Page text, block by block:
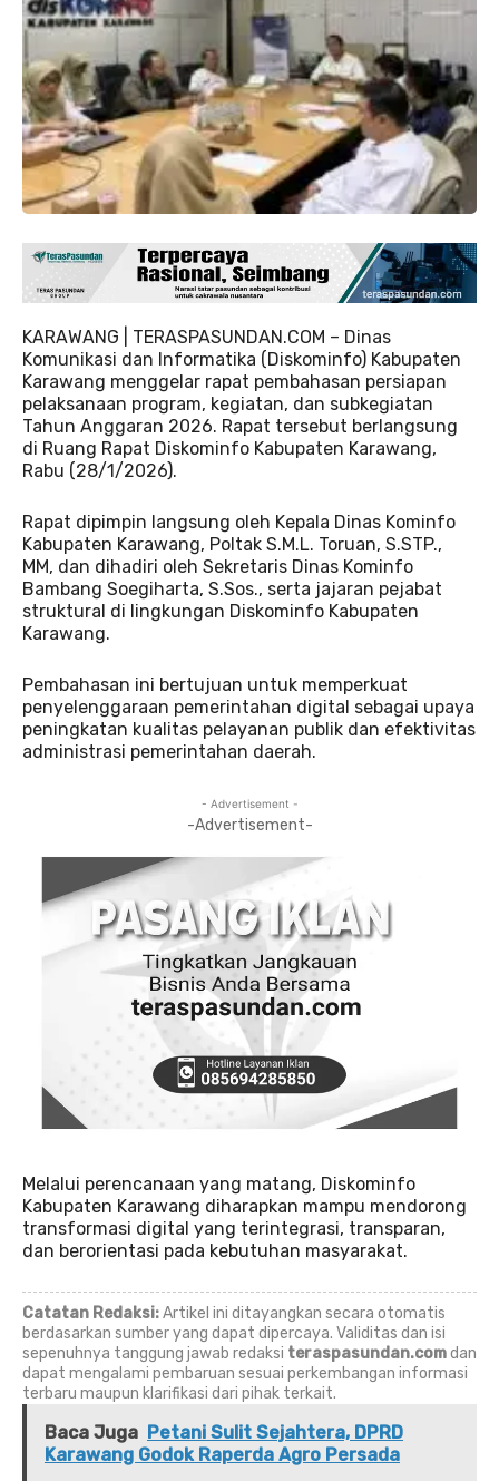
KARAWANG | TERASPASUNDAN.COM – Dinas
Komunikasi dan Informatika (Diskominfo) Kabupaten
Karawang menggelar rapat pembahasan persiapan
pelaksanaan program, kegiatan, dan subkegiatan
Tahun Anggaran 2026. Rapat tersebut berlangsung
di Ruang Rapat Diskominfo Kabupaten Karawang,
Rabu (28/1/2026).
Rapat dipimpin langsung oleh Kepala Dinas Kominfo
Kabupaten Karawang, Poltak S.M.L. Toruan, S.STP.,
MM, dan dihadiri oleh Sekretaris Dinas Kominfo
Bambang Soegiharta, S.Sos., serta jajaran pejabat
struktural di lingkungan Diskominfo Kabupaten
Karawang.
Pembahasan ini bertujuan untuk memperkuat
penyelenggaraan pemerintahan digital sebagai upaya
peningkatan kualitas pelayanan publik dan efektivitas
administrasi pemerintahan daerah.
- Advertisement -
-Advertisement-
Melalui perencanaan yang matang, Diskominfo
Kabupaten Karawang diharapkan mampu mendorong
transformasi digital yang terintegrasi, transparan,
dan berorientasi pada kebutuhan masyarakat.
Catatan Redaksi:Artikel ini ditayangkan secara otomatis
berdasarkan sumber yang dapat dipercaya. Validitas dan isi
sepenuhnya tanggung jawab redaksi teraspasundan.comdan
dapat mengalami pembaruan sesuai perkembangan informasi
terbaru maupun klarifikasi dari pihak terkait.
Baca Juga Petani Sulit Sejahtera, DPRD
Karawang Godok Raperda Agro Persada